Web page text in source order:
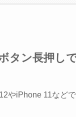
タン長押し
やiPhone 11など